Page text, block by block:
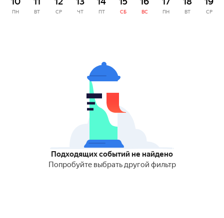
ПН ВТ СР ЧТ ПТ СБ ВС ПН ВТ СР
Подходящих событий не найдено
Попробуйте выбрать другой фильтр